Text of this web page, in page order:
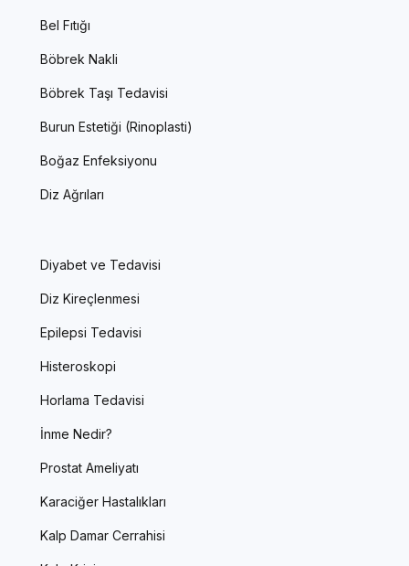
Bel Fıtığı
Böbrek Nakli
Böbrek Taşı Tedavisi
Burun Estetiği (Rinoplasti)
Boğaz Enfeksiyonu
Diz Ağrıları
Diyabet ve Tedavisi
Diz Kireçlenmesi
Epilepsi Tedavisi
Histeroskopi
Horlama Tedavisi
İnme Nedir?
Prostat Ameliyatı
Karaciğer Hastalıkları
Kalp Damar Cerrahisi